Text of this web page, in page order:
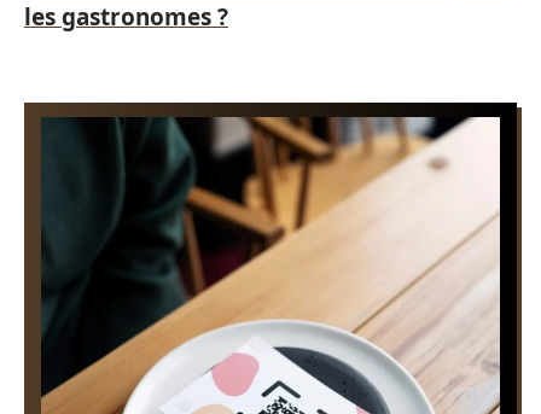
les gastronomes ?